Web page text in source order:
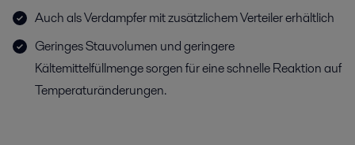
Auch als Verdampfer mit zusätzlichem Verteiler erhältlich
Geringes Stauvolumen und geringere
Kältemittelfüllmenge sorgen für eine schnelle Reaktion auf
Temperaturänderungen.